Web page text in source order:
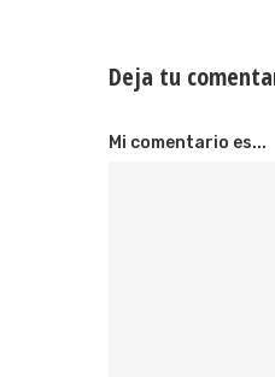
Deja tu
Mi comentario es...